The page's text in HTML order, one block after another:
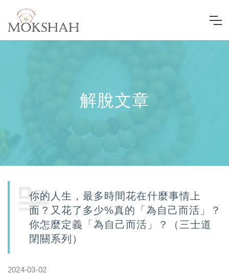
解脫文章
你的人生，最多時間花在什麼事情上
面？又花了多少%真的「為自己而活」？
你怎麼定義「為自己而活」？（三士道
閉關系列）
2024-03-02